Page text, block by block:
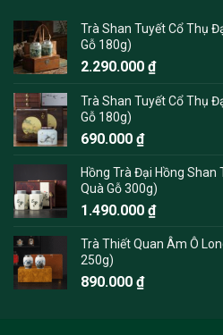
Trà Shan Tuyết Cổ Thụ
Gỗ 180g)
2.290.000 ₫
Trà Shan Tuyết Cổ Thụ
Gỗ 180g)
690.000 ₫
Hồng Trà Đại Hồng Shan
Quà Gỗ 300g)
1.490.000 ₫
Trà Thiết Quan Âm Ô
250g)
890.000 ₫